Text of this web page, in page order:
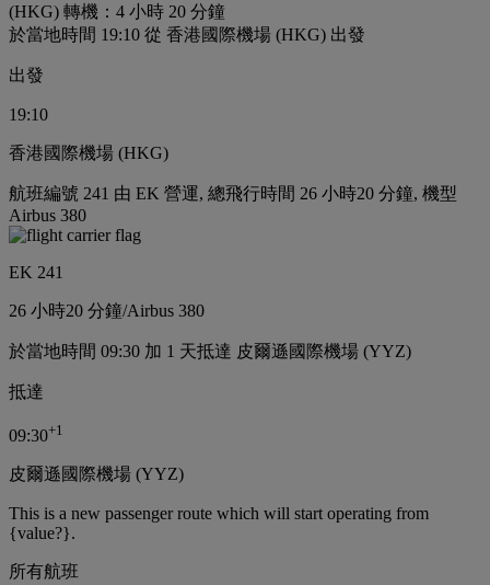
(HKG) 轉機：4 小時 20 分鐘
於當地時間 19:10 從 香港國際機場 (HKG) 出發
出發
19:10
香港國際機場 (HKG)
航班編號 241 由 EK 營運, 總飛行時間 26 小時20 分鐘, 機型
Airbus 380
EK 241
26 小時20 分鐘/Airbus 380
於當地時間 09:30 加 1 天抵達 皮爾遜國際機場 (YYZ)
抵達
09:30+1
皮爾遜國際機場 (YYZ)
This is a new passenger route which will start operating from
{value?}.
所有航班